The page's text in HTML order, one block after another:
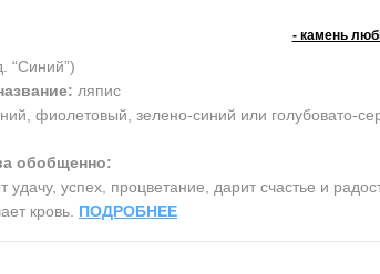
- камень
“Синий”)
ляпис
фиолетовый, зелено-синий или голубовато-
обобщенно:
успех, процветание, дарит счастье и
кровь. ПОДРОБНЕЕ